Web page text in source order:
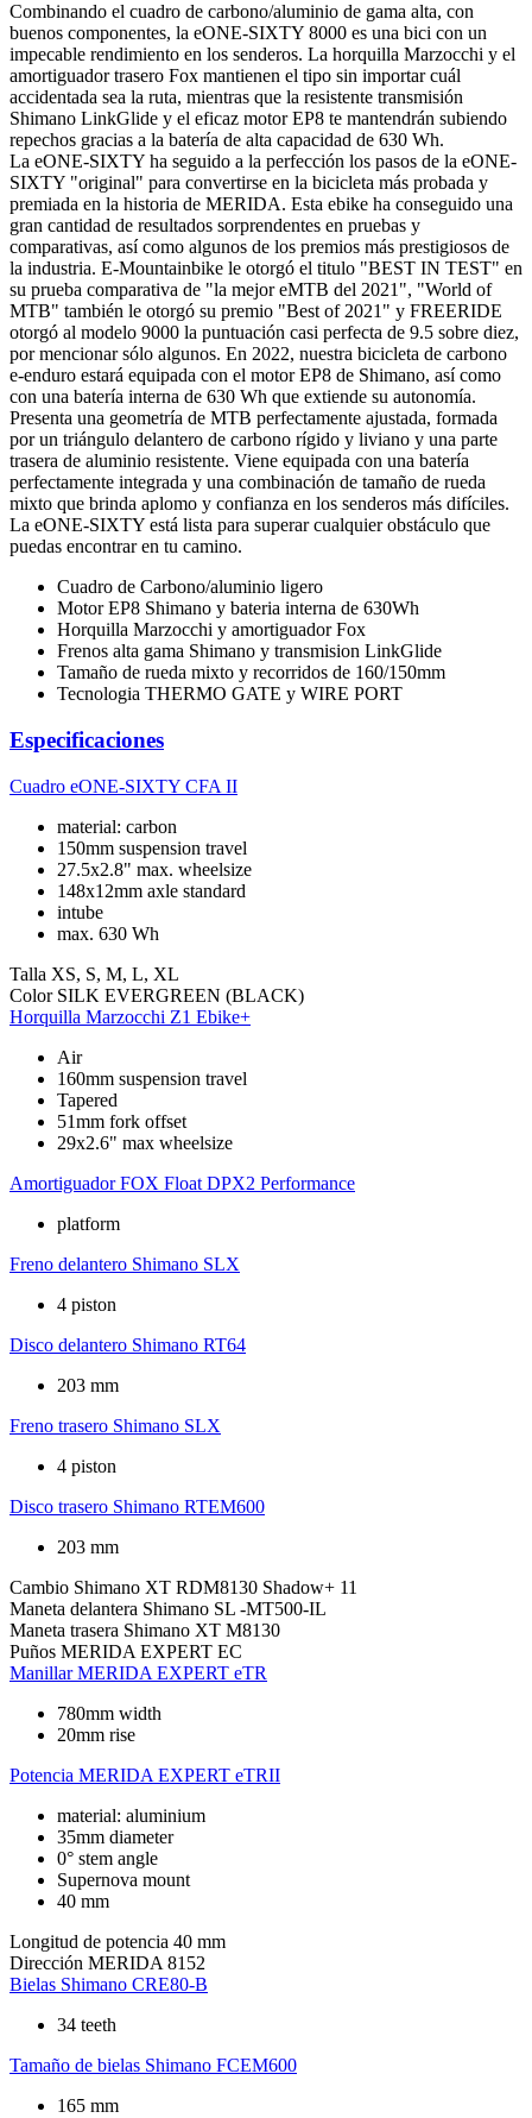
Combinando el cuadro de carbono/aluminio de gama alta, con
buenos componentes, la eONE-SIXTY 8000 es una bici con un
impecable rendimiento en los senderos. La horquilla Marzocchi y el
amortiguador trasero Fox mantienen el tipo sin importar cuál
accidentada sea la ruta, mientras que la resistente transmisión
Shimano LinkGlide y el eficaz motor EP8 te mantendrán subiendo
repechos gracias a la batería de alta capacidad de 630 Wh.
La eONE-SIXTY ha seguido a la perfección los pasos de la eONE-
SIXTY "original" para convertirse en la bicicleta más probada y
premiada en la historia de MERIDA. Esta ebike ha conseguido una
gran cantidad de resultados sorprendentes en pruebas y
comparativas, así como algunos de los premios más prestigiosos de
la industria. E-Mountainbike le otorgó el titulo "BEST IN TEST" en
su prueba comparativa de "la mejor eMTB del 2021", "World of
MTB" también le otorgó su premio "Best of 2021" y FREERIDE
otorgó al modelo 9000 la puntuación casi perfecta de 9.5 sobre diez,
por mencionar sólo algunos. En 2022, nuestra bicicleta de carbono
e-enduro estará equipada con el motor EP8 de Shimano, así como
con una batería interna de 630 Wh que extiende su autonomía.
Presenta una geometría de MTB perfectamente ajustada, formada
por un triángulo delantero de carbono rígido y liviano y una parte
trasera de aluminio resistente. Viene equipada con una batería
perfectamente integrada y una combinación de tamaño de rueda
mixto que brinda aplomo y confianza en los senderos más difíciles.
La eONE-SIXTY está lista para superar cualquier obstáculo que
puedas encontrar en tu camino.
Cuadro de Carbono/aluminio ligero
Motor EP8 Shimano y bateria interna de 630Wh
Horquilla Marzocchi y amortiguador Fox
Frenos alta gama Shimano y transmision LinkGlide
Tamaño de rueda mixto y recorridos de 160/150mm
Tecnologia THERMO GATE y WIRE PORT
Especificaciones
Cuadro eONE-SIXTY CFA II
material: carbon
150mm suspension travel
27.5x2.8" max. wheelsize
148x12mm axle standard
intube
max. 630 Wh
Talla XS, S, M, L, XL
Color SILK EVERGREEN (BLACK)
Horquilla Marzocchi Z1 Ebike+
Air
160mm suspension travel
Tapered
51mm fork offset
29x2.6" max wheelsize
Amortiguador FOX Float DPX2 Performance
platform
Freno delantero Shimano SLX
4 piston
Disco delantero Shimano RT64
203 mm
Freno trasero Shimano SLX
4 piston
Disco trasero Shimano RTEM600
203 mm
Cambio Shimano XT RDM8130 Shadow+ 11
Maneta delantera Shimano SL -MT500-IL
Maneta trasera Shimano XT M8130
Puños MERIDA EXPERT EC
Manillar MERIDA EXPERT eTR
780mm width
20mm rise
Potencia MERIDA EXPERT eTRII
material: aluminium
35mm diameter
0° stem angle
Supernova mount
40 mm
Longitud de potencia 40 mm
Dirección MERIDA 8152
Bielas Shimano CRE80-B
34 teeth
Tamaño de bielas Shimano FCEM600
165 mm